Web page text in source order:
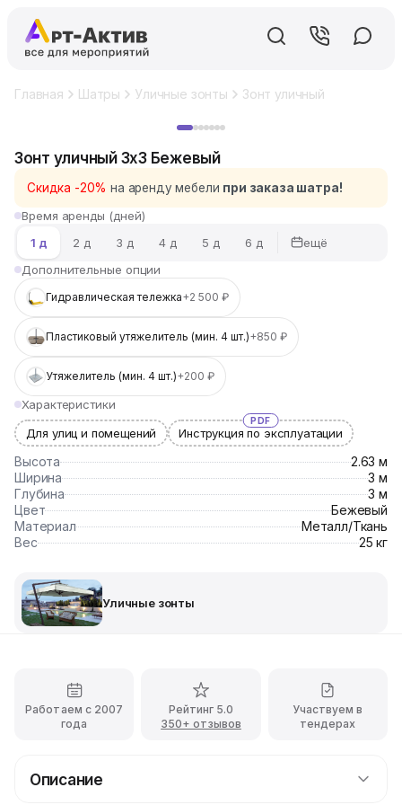
Главная Шатры Уличные зонты Зонт уличный 3x3
Зонт уличный 3x3 Бежевый
Скидка -20% на аренду мебели при заказа шатра!
Время аренды (дней)
1 д
2 д 3 д 4 д 5 д 6 д
ещё
Дополнительные опции
Гидравлическая тележка+2 500 ₽
Пластиковый утяжелитель (мин. 4 шт.)+850 ₽
Утяжелитель (мин. 4 шт.)+200 ₽
Характеристики
Для улиц и помещений
PDF
Инструкция по эксплуатации
Высота
2.63 м
Ширина
3 м
Глубина
3 м
Цвет
Бежевый
Материал
Металл/Ткань
Вес
25 кг
Уличные зонты
Работаем с 2007
года
Рейтинг 5.0
350+ отзывов
Участвуем в
тендерах
Описание